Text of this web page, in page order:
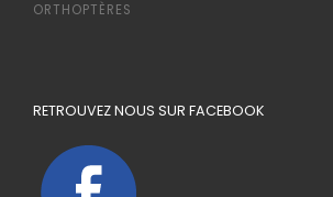
ORTHOPTÈRES
RETROUVEZ NOUS SUR FACEBOOK